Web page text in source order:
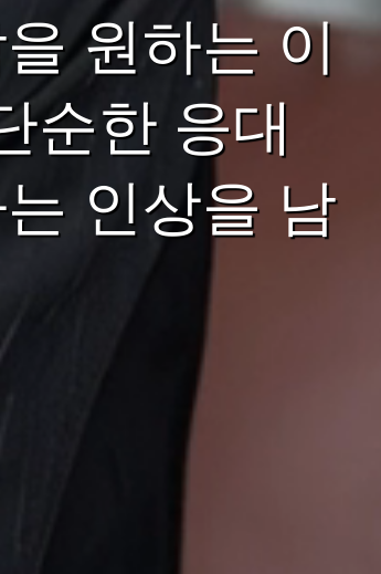
원하는 이
순한 응대
인상을 남